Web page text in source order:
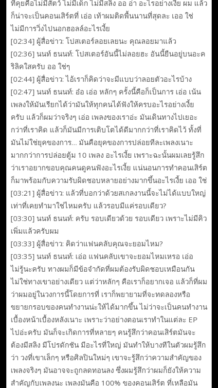
ที่คุยคือไม่มีสัตว์ ไม่มีเด็ก ไม่มีสลิง ออ อ่า อะไรอย่างเงี้ย ผม แล้ว
ก็น่าจะเป็นคอนเสิร์ตที่ เอ่อ เท้าผมติดพื้นนานที่สุดละ เออ ใช่
ไม่มีการวิ่งไปนอกฮอลล์อะไรเงี้ย
[02:34] ผู้สื่อข่าว: โปสเตอร์ลอยเลยนะ คุณลอยมาแล้ว
[02:36] นนท์ ธนนท์: โปสเตอร์อันนี้ไม่ลอยฮะ อันนี้ยืนอยู่บนอะค
ริลิคใสครับ ออ ใช่ๆ
[02:44] ผู้สื่อข่าว: ไอ้เราก็คิดว่าจะมีแบบว่าลอยตัวอะไรบ้าง
[02:47] นนท์ ธนนท์: อ๋อ เอ่อ หลักๆ ครั้งนี้คือก็เป็นการ เอ่อ เน้น
เพลงให้มันเรียกได้ว่ามันให้ทุกคนได้ฟังให้ครบอะไรอย่างเงี้ย
ครับ แล้วก็ผมว่าจริงๆ เอ่อ เพลงของเราอ่ะ มันเดินทางไปเยอะ
กว่าที่เราคิด แล้วก็มันมีการเติบโตได้ดีมากกว่าที่เราคิดไว้ ทั้งที่
มันไม่ใช่ยุคของการ… มันคือยุคของการปล่อยทีละเพลงเนาะ
มากกว่าการปล่อยตู้ม 10 เพลง อะไรเงี้ย เพราะฉะนั้นผมเลยรู้สึก
ว่าเราอยากขอบคุณคนดูคนฟังอะไรเงี้ย แน่นอนการทำคอนเสิร์ต
ก็มาพร้อมกับความรับผิดชอบหลายอย่างมากขึ้นอะไรเงี้ย เออ ใช่
[03:21] ผู้สื่อข่าว: แล้วที่บอกว่าด้วยสเกลงานนี้จะไม่ได้แบบใหญ่
เท่าที่เคยทำมาใช่ไหมครับ แล้วรอบมีแค่รอบเดียว?
[03:30] นนท์ ธนนท์: ครับ รอบเดียวด้วย รอบเดียว เพราะไม่มีคิว
เพิ่มแล้วครับผม
[03:33] ผู้สื่อข่าว: คิดว่าแฟนคลับคุณจะยอมไหม?
[03:35] นนท์ ธนนท์: เอ่อ แฟนคลับเขาจะยอมไหมเหรอ เอ่อ
ไม่รู้นะครับ ทางผมก็มีข้อจำกัดที่ผมต้องรับผิดชอบเหมือนกัน
ไม่ใช่ทางเขาอย่างเดียว แต่ว่าหลักๆ คือเราก็อยากเจอ แล้วก็ที่ผม
ว่าผมอยู่ในวงการนี้โดยการที่ เราก็พยายามที่จะทดลองหรือ
ขยายกรอบของคนทำงานน่ะให้ได้มากขึ้น ไม่ว่าจะเป็นคนทำงาน
เบื้องหน้าเบื้องหลังเนาะ เพราะว่าอย่างตอนเราทำในแต่ละ EP
ไปอ่ะครับ มันก็จะเกิดการที่หลายๆ คนรู้สึกว่าคอนเสิร์ตมันจะ
ต้องมีสลิง มีโปรดักชัน มีอะไรที่ใหญ่ มันทำให้บางทีในตัวผมรู้สึก
ว่า วงที่เขาเล็กๆ หรือศิลปินใหม่ๆ เขาจะรู้สึกว่าความสำคัญของ
เพลงจริงๆ มันอาจจะถูกลดทอนลง ซึ่งผมรู้สึกว่าผมก็ยังให้ความ
สำคัญกับเพลงนะ เพลงมันคือ 100% ของคอนเสิร์ต ที่เหลือมัน